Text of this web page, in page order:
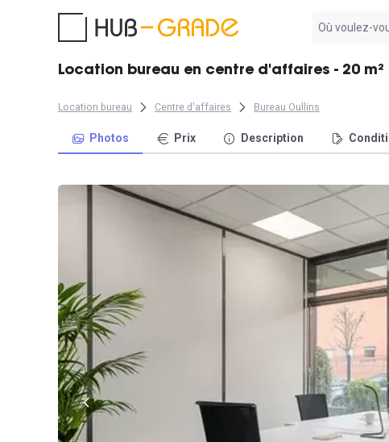
résultat
Location bureau en centre d'affaires - 20 m²
Location bureau Centre d'affaires Bureau Oullins
Photos Prix Description